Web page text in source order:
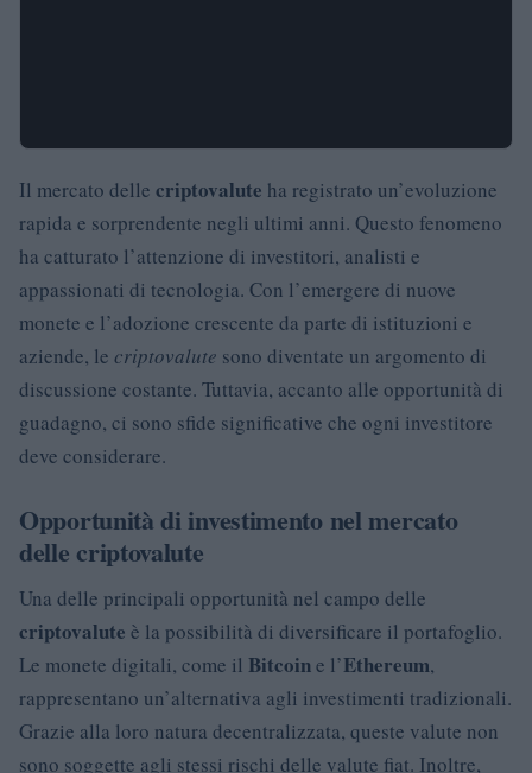
Il mercato delle criptovalute ha registrato un’evoluzione
rapida e sorprendente negli ultimi anni. Questo fenomeno
ha catturato l’attenzione di investitori, analisti e
appassionati di tecnologia. Con l’emergere di nuove
monete e l’adozione crescente da parte di istituzioni e
aziende, le criptovalute sono diventate un argomento di
discussione costante. Tuttavia, accanto alle opportunità di
guadagno, ci sono sfide significative che ogni investitore
deve considerare.
Opportunità di investimento nel mercato
delle criptovalute
Una delle principali opportunità nel campo delle
criptovalute è la possibilità di diversificare il portafoglio.
Le monete digitali, come il Bitcoine l’Ethereum,
rappresentano un’alternativa agli investimenti tradizionali.
Grazie alla loro natura decentralizzata, queste valute non
sono soggette agli stessi rischi delle valute fiat. Inoltre,